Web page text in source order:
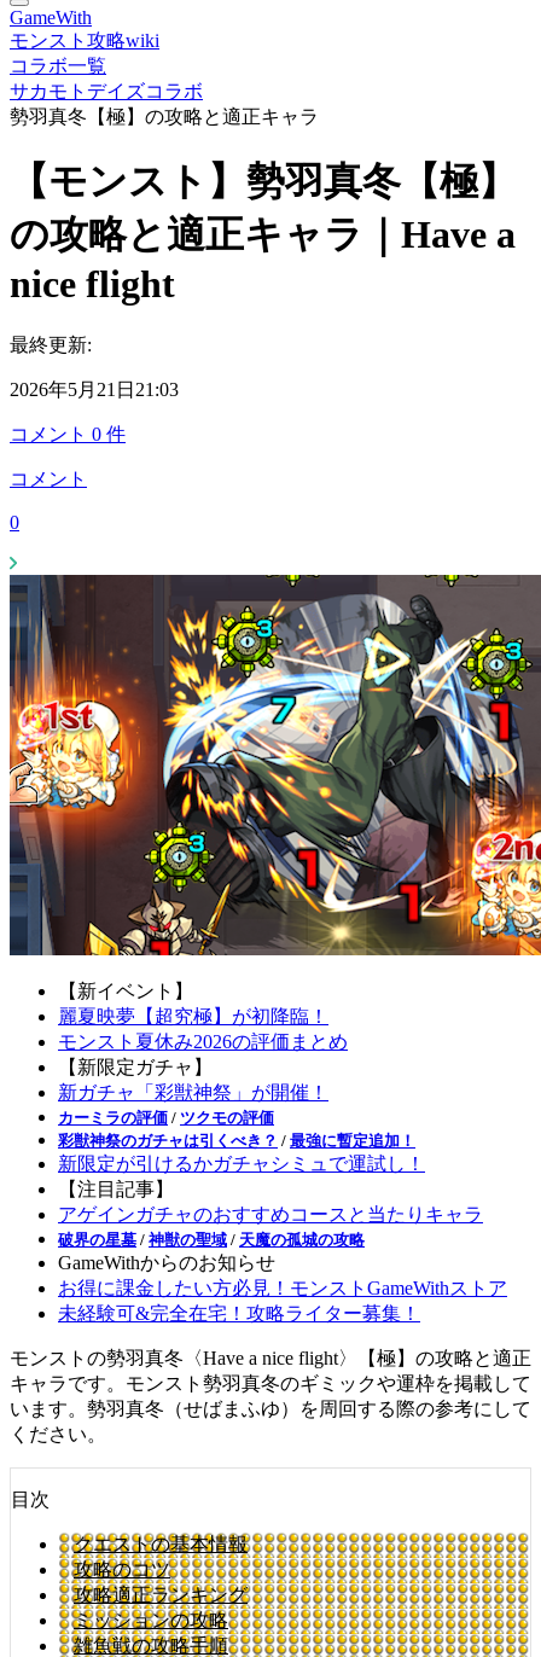
GameWith
モンスト攻略wiki
コラボ一覧
サカモトデイズコラボ
勢羽真冬【極】の攻略と適正キャラ
【モンスト】勢羽真冬【極】
の攻略と適正キャラ｜Have a
nice flight
最終更新:
2026年5月21日21:03
コメント 0 件
コメント
0
【新イベント】
麗夏映夢【超究極】が初降臨！
モンスト夏休み2026の評価まとめ
【新限定ガチャ】
新ガチャ「彩獣神祭」が開催！
カーミラの評価 / ツクモの評価
彩獣神祭のガチャは引くべき？ / 最強に暫定追加！
新限定が引けるかガチャシミュで運試し！
【注目記事】
アゲインガチャのおすすめコースと当たりキャラ
破界の星墓 / 神獣の聖域 / 天魔の孤城の攻略
GameWithからのお知らせ
お得に課金したい方必見！モンストGameWithストア
未経験可&完全在宅！攻略ライター募集！
モンストの勢羽真冬〈Have a nice flight〉【極】の攻略と適正
キャラです。モンスト勢羽真冬のギミックや運枠を掲載して
います。勢羽真冬（せばまふゆ）を周回する際の参考にして
ください。
目次
クエストの基本情報
攻略のコツ
攻略適正ランキング
ミッションの攻略
雑魚戦の攻略手順